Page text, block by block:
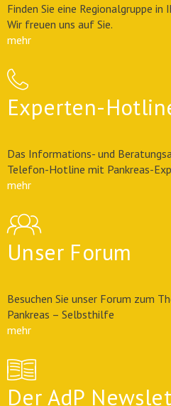
Finden Sie eine Regionalgruppe in
Wir freuen uns auf Sie.
mehr
Experten-
Das Informations- und
Telefon-Hotline mit Pankreas-
mehr
Unser Forum
Besuchen Sie unser Forum zum
Pankreas – Selbsthilfe
mehr
Der AdP